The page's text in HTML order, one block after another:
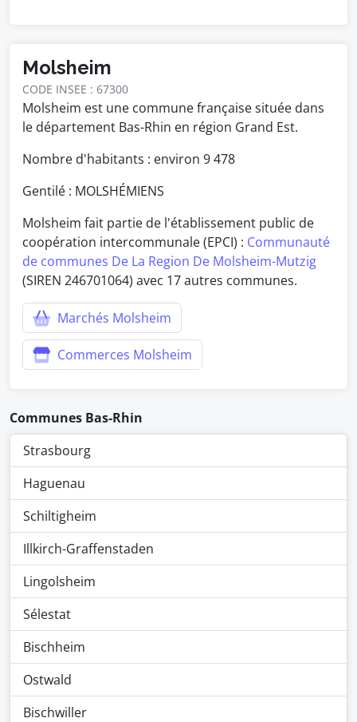
Molsheim
CODE INSEE : 67300
Molsheim est une commune française située dans
le département Bas-Rhin en région Grand Est.
Nombre d'habitants : environ 9 478
Gentilé : MOLSHÉMIENS
Molsheim fait partie de l'établissement public de
coopération intercommunale (EPCI) : Communauté
de communes De La Region De Molsheim-Mutzig
(SIREN 246701064) avec 17 autres communes.
Marchés Molsheim
Commerces Molsheim
Communes Bas-Rhin
Strasbourg
Haguenau
Schiltigheim
Illkirch-Graffenstaden
Lingolsheim
Sélestat
Bischheim
Ostwald
Bischwiller